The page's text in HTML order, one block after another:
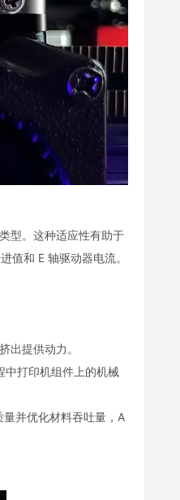
型。这种适应性有助于
值和 E 轴驱动器电流。
出提供动力。
中打印机组件上的机械
并优化材料吞吐量，A